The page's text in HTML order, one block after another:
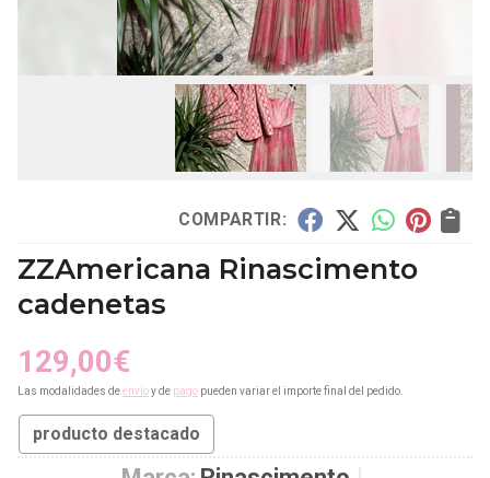
COMPARTIR:
ZZAmericana Rinascimento
cadenetas
129,00€
Las modalidades deenvíoy de pago pueden variar el importe final del pedido.
producto destacado